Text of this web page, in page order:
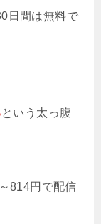
日間は無料で
という太っ腹
814円で配信